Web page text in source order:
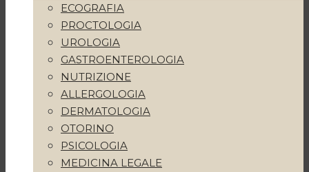
ECOGRAFIA
PROCTOLOGIA
UROLOGIA
GASTROENTEROLOGIA
NUTRIZIONE
ALLERGOLOGIA
DERMATOLOGIA
OTORINO
PSICOLOGIA
MEDICINA LEGALE